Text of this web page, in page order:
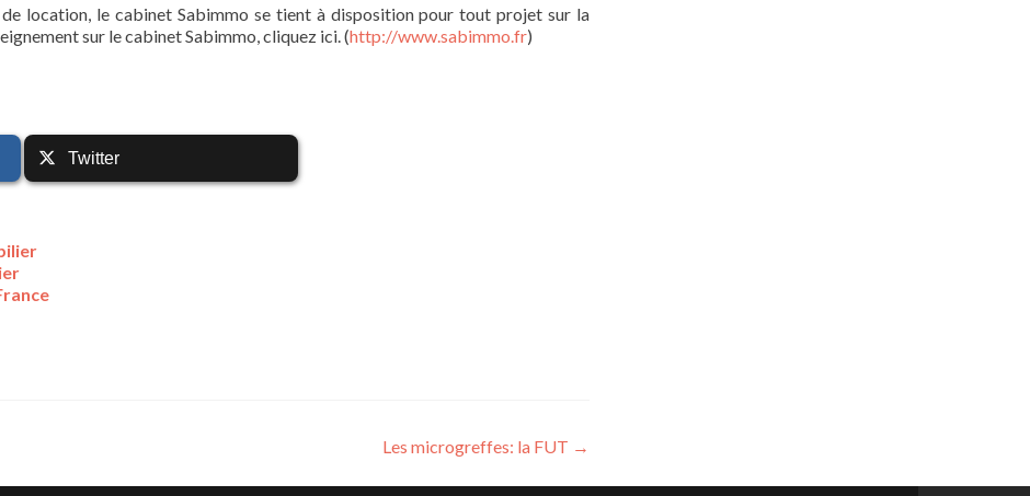
location, le cabinet Sabimmo se tient à disposition pour tout projet sur la
sur le cabinet Sabimmo, cliquez ici. (http://www.sabimmo.fr)
Twitter
Les microgreffes: la FUT →